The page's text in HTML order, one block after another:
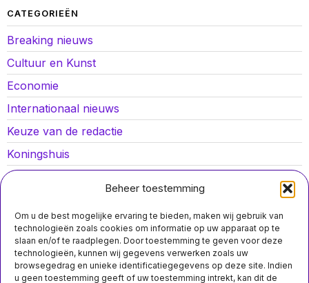
Beheer toestemming
Om u de best mogelijke ervaring te bieden, maken wij gebruik van
technologieën zoals cookies om informatie op uw apparaat op te
slaan en/of te raadplegen. Door toestemming te geven voor deze
technologieën, kunnen wij gegevens verwerken zoals uw
browsegedrag en unieke identificatiegegevens op deze site. Indien
u geen toestemming geeft of uw toestemming intrekt, kan dit de
CATEGORIEËN
Breaking nieuws
Cultuur en Kunst
Economie
Internationaal nieuws
Keuze van de redactie
Koningshuis
Lokaal nieuws
Opinies
Politiek
Sport